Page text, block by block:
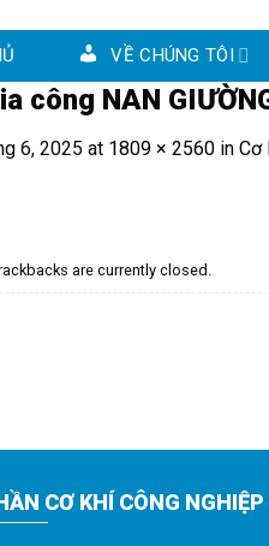
VỀ CHÚNG TÔI
công NAN
6, 2025 at 1809 × 2560 in Cơ
are currently closed.
CƠ KHÍ CÔNG